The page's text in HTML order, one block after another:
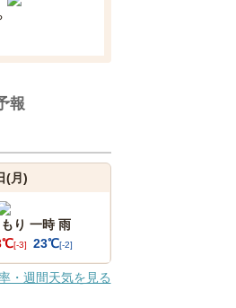
報
(月)
もり 一時 雨
[-3] 23℃[-2]
・週間天気を見る